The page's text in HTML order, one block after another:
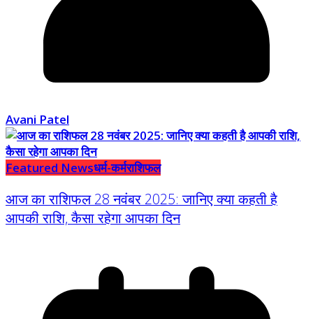
Avani Patel
Featured Newsधर्म-कर्मराशिफल
आज का राशिफल 28 नवंबर 2025: जानिए क्या कहती है
आपकी राशि, कैसा रहेगा आपका दिन